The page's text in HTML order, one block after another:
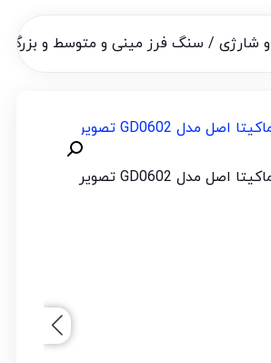
و شارژی/ سنگ فرز مینی و متوسط و بزرگ